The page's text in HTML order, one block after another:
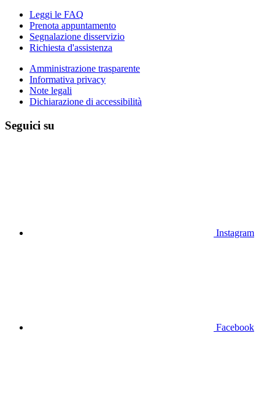
Leggi le FAQ
Prenota appuntamento
Segnalazione disservizio
Richiesta d'assistenza
Amministrazione trasparente
Informativa privacy
Note legali
Dichiarazione di accessibilità
Seguici su
Instagram
Facebook